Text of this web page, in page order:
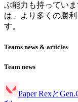
ぶ能力も持ってい
は、より多くの勝
す。
Teams news & articles
Team news
Paper Rexと